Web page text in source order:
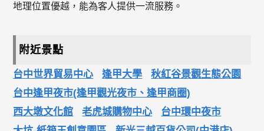
地理位置優越，能為客人提供一流服務。
附近景點
台中世界貿易中心 逢甲大學
秋紅谷景觀生態公園
台中逢甲夜市(逢甲觀光夜市、逢甲商圈)
西大墩文化館
老虎城購物中心
台中環中夜市